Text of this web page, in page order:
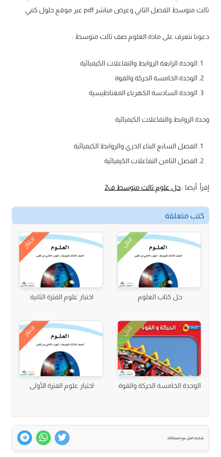
ثالث متوسط الفصل الثاني وعرض مباشر pdf عبر موقع حلول كتبي
دعونا نتعرف على مادة العلوم صف ثالث متوسط :
الوحدة الرابعة الروابط والتفاعلات الكيميائية
الوحدة الخامسة الحركة والقوة
الوحدة السادسة الكهرباء المغناطيسية
وحدة الروابط والتفاعلات الكيميائية
الفصل السابع البناء الذري والروابط الكيميائية
الفصل الثامن التفاعلات الكيميائية
إقرأ أيضا :حل علوم ثالث متوسط ف2
كتب متعلقة
الحل
حل كتاب العلوم
اختبار
اختبار علوم الفترة الثانية
الحل
الوحدة الخامسة الحركة والقوة
اختبار
اختبار علوم الفترة الأولى
شارك الحل مع اصدقائك